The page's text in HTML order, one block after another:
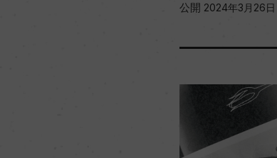
公開 2024年3月26日